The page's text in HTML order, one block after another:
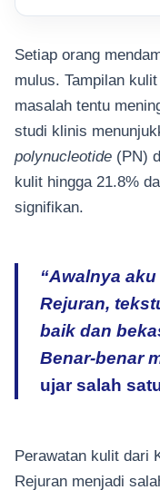
Setiap orang
mulus. Tampilan
masalah tentu
studi klinis
polynucleotide (PN)
kulit hingga 21.8%
signifikan.
“Awalnya
Rejuran,
baik dan
Benar-benar
ujar salah
Perawatan kulit dari
Rejuran menjadi